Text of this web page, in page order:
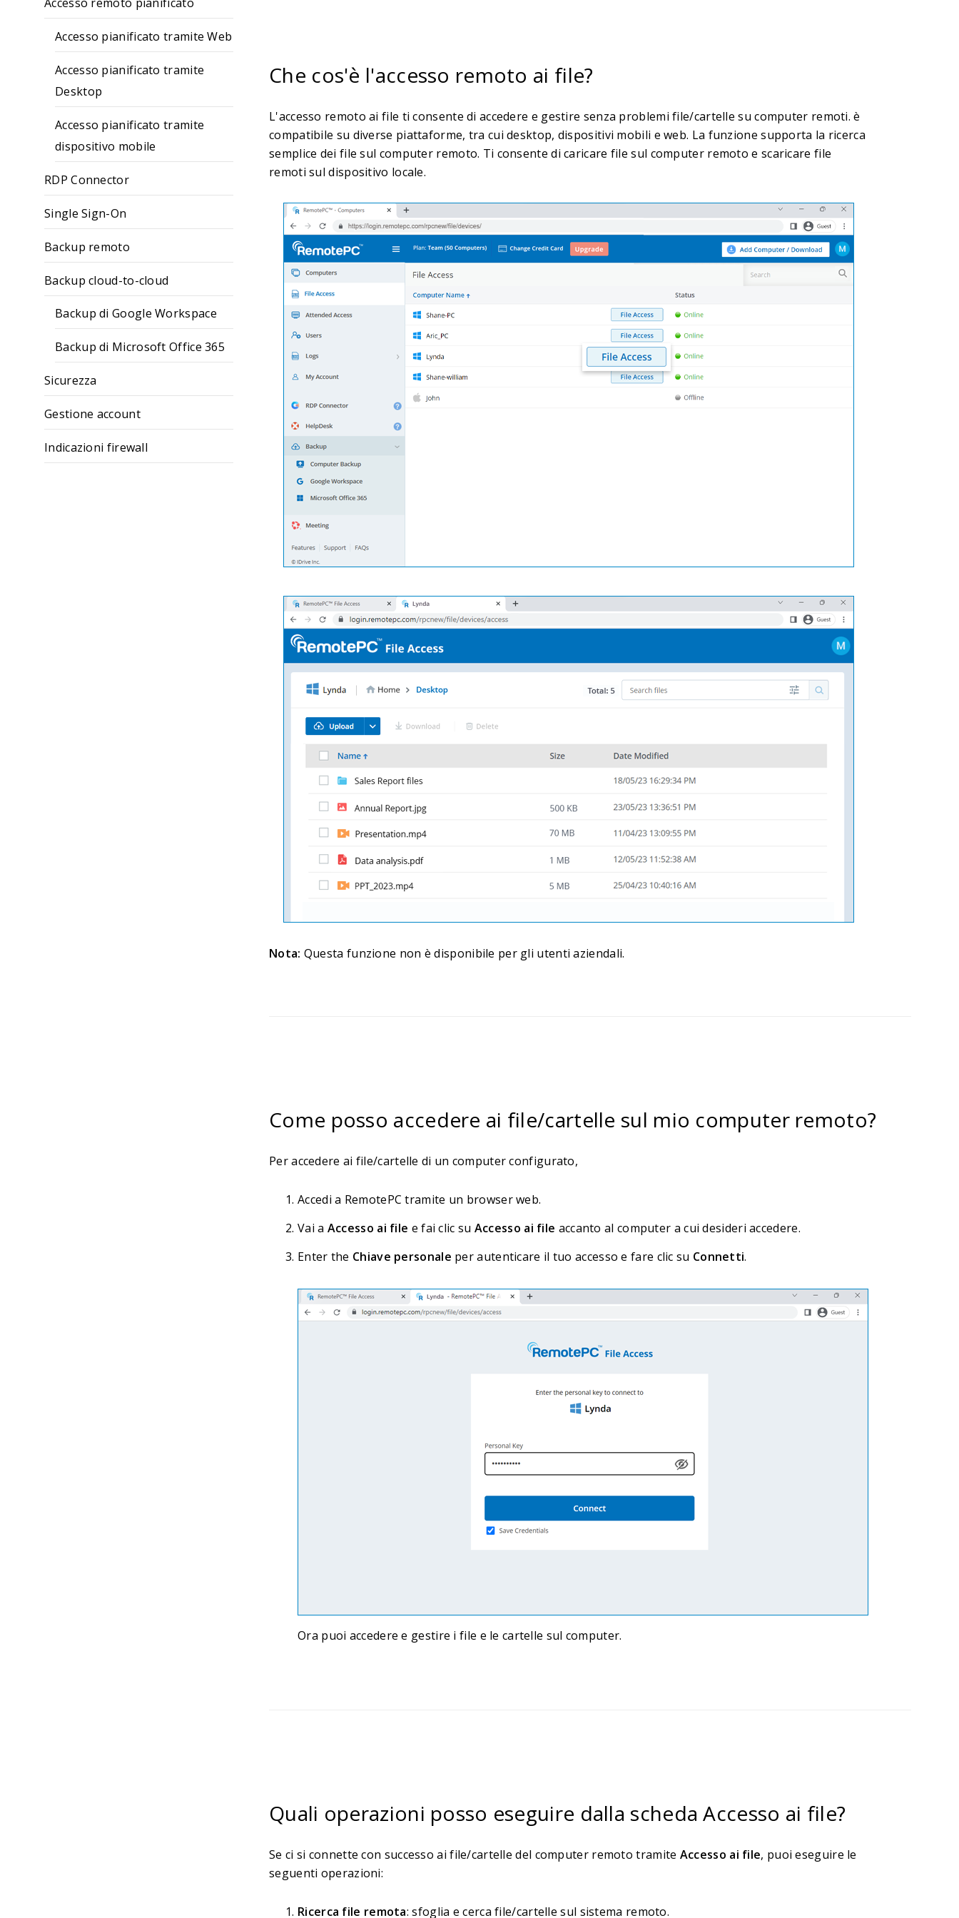
Accesso pianificato tramite Web
Accesso pianificato tramite
Desktop
Accesso pianificato tramite
dispositivo mobile
RDP Connector
Single Sign-On
Backup remoto
Backup cloud-to-cloud
Backup di Google Workspace
Backup di Microsoft Office 365
Sicurezza
Gestione account
Indicazioni firewall
Che cos'è l'accesso remoto ai file?
L'accesso remoto ai file ti consente di accedere e gestire senza problemi file/cartelle su computer remoti. è
compatibile su diverse piattaforme, tra cui desktop, dispositivi mobili e web. La funzione supporta la ricerca
semplice dei file sul computer remoto. Ti consente di caricare file sul computer remoto e scaricare file
remoti sul dispositivo locale.
Nota: Questa funzione non è disponibile per gli utenti aziendali.
Come posso accedere ai file/cartelle sul mio computer remoto?
Per accedere ai file/cartelle di un computer configurato,
Accedi a RemotePC tramite un browser web.
Vai a Accesso ai file e fai clic su Accesso ai file accanto al computer a cui desideri accedere.
Enter the Chiave personale per autenticare il tuo accesso e fare clic su Connetti.
Ora puoi accedere e gestire i file e le cartelle sul computer.
Quali operazioni posso eseguire dalla scheda Accesso ai file?
Se ci si connette con successo ai file/cartelle del computer remoto tramite Accesso ai file, puoi eseguire le
seguenti operazioni:
Ricerca file remota: sfoglia e cerca file/cartelle sul sistema remoto.